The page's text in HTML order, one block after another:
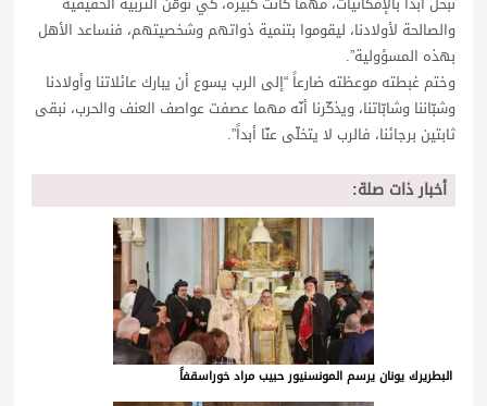
والصالحة لأولادنا، ليقوموا بتنمية ذواتهم وشخصيتهم، فنساعد الأهل
بهذه المسؤولية”.
وختم غبطته موعظته ضارعاً “إلى الرب يسوع أن يبارك عائلاتنا وأولادنا
وشبّاننا وشابّاتنا، ويذكّرنا أنّه مهما عصفت عواصف العنف والحرب، نبقى
ثابتين برجائنا، فالرب لا يتخلّى عنّا أبداً”.
أخبار ذات صلة:
البطريرك يونان يرسم المونسنيور حبيب مراد خوراسقفاً